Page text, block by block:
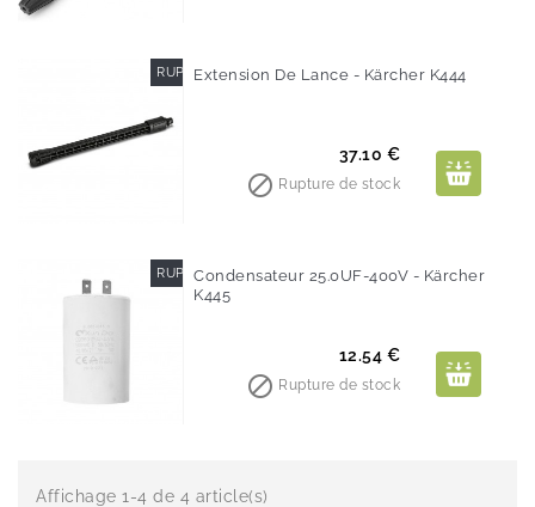
RUPTURE DE STOCK
Extension De Lance - Kärcher K444
Prix
37.10 €
 Rupture de stock
RUPTURE DE STOCK
Condensateur 25.0UF-400V - Kärcher
K445
Prix
12.54 €
 Rupture de stock
Affichage 1-4 de 4 article(s)